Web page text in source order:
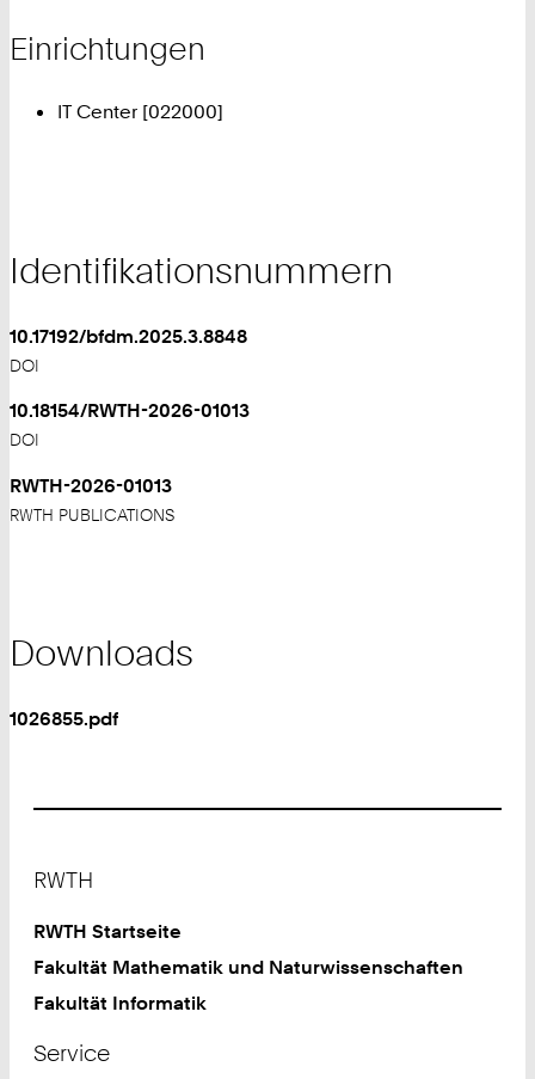
Einrichtungen
IT Center [022000]
Identifikationsnummern
10.17192/bfdm.2025.3.8848
DOI
10.18154/RWTH-2026-01013
DOI
RWTH-2026-01013
RWTH PUBLICATIONS
Downloads
1026855.pdf
RWTH
RWTH Startseite
Fakultät Mathematik und Naturwissenschaften
Fakultät Informatik
Service